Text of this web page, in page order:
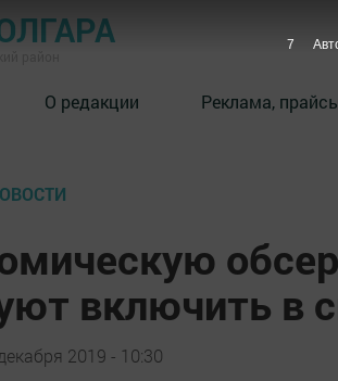
О редакции Реклама,
включить в
2019 - 10:30
6